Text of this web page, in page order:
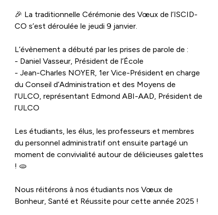
🎉 La traditionnelle Cérémonie des Vœux de l’ISCID-
CO s’est déroulée le jeudi 9 janvier.
L’évènement a débuté par les prises de parole de :
- Daniel Vasseur, Président de l’École
- Jean-Charles NOYER, 1er Vice-Président en charge
du Conseil d’Administration et des Moyens de
l'ULCO, représentant Edmond ABI-AAD, Président de
l’ULCO
Les étudiants, les élus, les professeurs et membres
du personnel administratif ont ensuite partagé un
moment de convivialité autour de délicieuses galettes
! 🫓
Nous réitérons à nos étudiants nos Vœux de
Bonheur, Santé et Réussite pour cette année 2025 !